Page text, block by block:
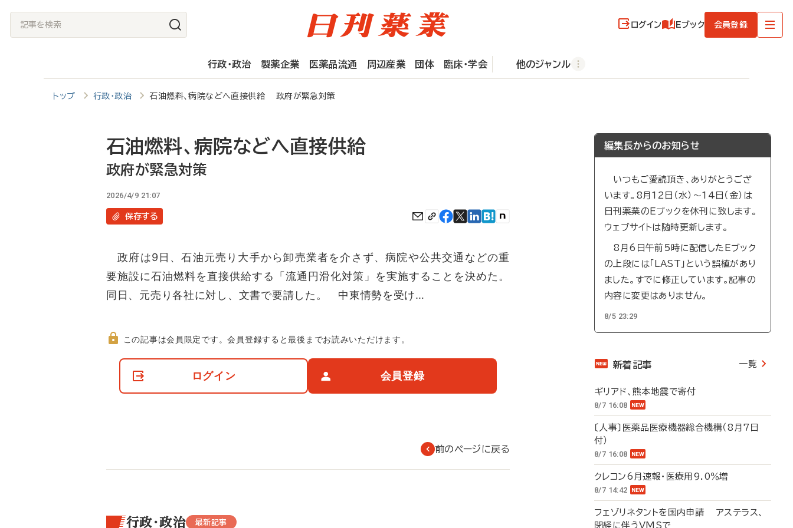
記
事
ログイン Eブック 会員登録
行政・政治 製薬企業 医薬品流通 周辺産業 団体 臨床・学会 他のジャンル
トップ 行政・政治 石油燃料、病院などへ直接供給 政府が緊急対策
石油燃料、病院などへ直接供給
政府が緊急対策
2026/4/9 21:07
保存する
政府は9日、石油元売り大手から卸売業者を介さず、病院や公共交通などの重
要施設に石油燃料を直接供給する「流通円滑化対策」を実施することを決めた。
同日、元売り各社に対し、文書で要請した。 中東情勢を受け…
て
この記事は会員限定です。会員登録すると最後までお読みいただけます。
ログイン 会員登録
前のページに戻る
行政・政治 最新記事
編集長からのお知らせ
いつもご愛読頂き、ありがとうござ
います。8月12日（水）～14日（金）は
日刊薬業のEブックを休刊に致します。
ウェブサイトは随時更新します。
8月6日午前5時に配信したEブック
の上段には「LAST」という誤植があり
ました。すでに修正しています。記事の
内容に変更はありません。
8/5 23:29
新着記事 一覧
ギリアド、熊本地震で寄付
8/7 16:08
〔人事〕医薬品医療機器総合機構（8月7日
付）
8/7 16:08
クレコン6月速報・医療用9.0％増
8/7 14:42
フェゾリネタントを国内申請 アステラス、
閉経に伴うVMSで